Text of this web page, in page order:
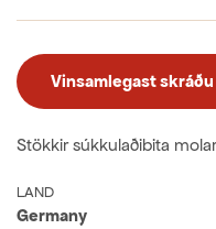
Vinsamlegast
Stökkir súkkulaðibita
LAND
Germany